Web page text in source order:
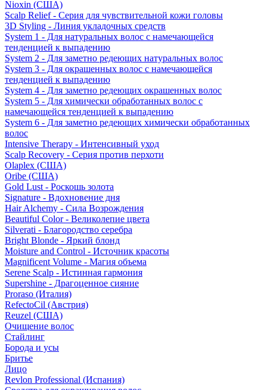
Nioxin (США)
Scalp Relief - Серия для чувствительной кожи головы
3D Styling - Линия укладочных средств
System 1 - Для натуральных волос с намечающейся
тенденцией к выпадению
System 2 - Для заметно редеющих натуральных волос
System 3 - Для окрашенных волос с намечающейся
тенденцией к выпадению
System 4 - Для заметно редеющих окрашенных волос
System 5 - Для химически обработанных волос с
намечающейся тенденцией к выпадению
System 6 - Для заметно редеющих химически обработанных
волос
Intensive Therapy - Интенсивный уход
Scalp Recovery - Серия против перхоти
Olaplex (США)
Oribe (США)
Gold Lust - Роскошь золота
Signature - Вдохновение дня
Hair Alchemy - Сила Возрождения
Beautiful Color - Великолепие цвета
Silverati - Благородство серебра
Bright Blonde - Яркий блонд
Moisture and Control - Источник красоты
Magnificent Volume - Магия объема
Serene Scalp - Истинная гармония
Supershine - Драгоценное сияние
Proraso (Италия)
RefectoCil (Австрия)
Reuzel (США)
Очищение волос
Стайлинг
Борода и усы
Бритье
Лицо
Revlon Professional (Испания)